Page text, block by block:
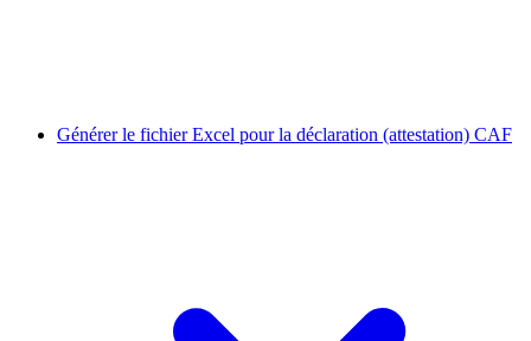
Générer le fichier Excel pour la déclaration (attestation) CAF